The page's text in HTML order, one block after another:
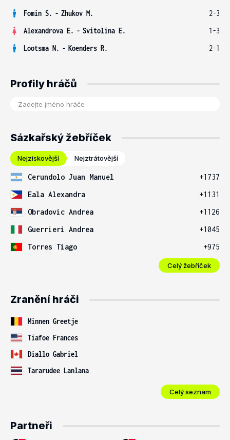
Fomin S. - Zhukov M.
2-3
Alexandrova E. - Svitolina E.
1-3
Lootsma N. - Koenders R. 2-1
Profily hráčů
Sázkařský žebříček
Nejziskovější Nejztrátovější
Cerundolo Juan Manuel
+1737
Eala Alexandra
+1131
Obradovic Andrea
+1126
Guerrieri Andrea
+1045
Torres Tiago
+975
Celý žebříček
Zranění hráči
Minnen Greetje
Tiafoe Frances
Diallo Gabriel
Tararudee Lanlana
Celý seznam
Partneři